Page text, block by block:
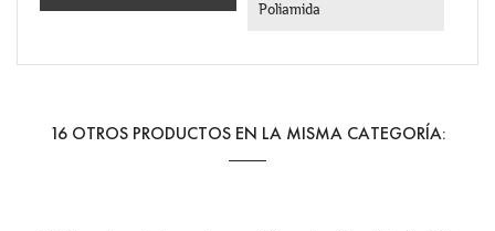
Poliamida
16 OTROS PRODUCTOS EN LA MISMA CATEGORÍA: